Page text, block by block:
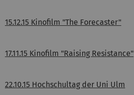
15.12.15 Kinofilm "The Forecaster"
17.11.15 Kinofilm "Raising Resistance"
22.10.15 Hochschultag der Uni Ulm